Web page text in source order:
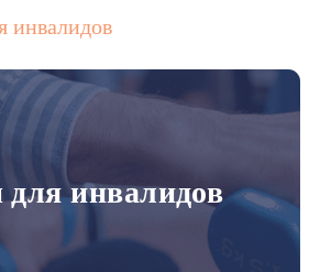
инвалидов
инвалидов